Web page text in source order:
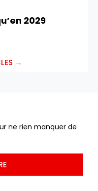
2029
→
ne rien manquer de